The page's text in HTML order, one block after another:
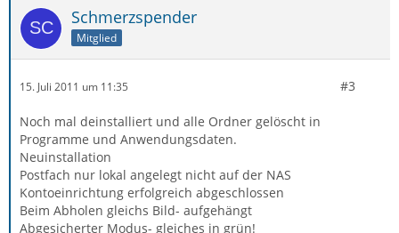
Schmerzspender
Mitglied
15. Juli 2011 um 11:35 #3
Noch mal deinstalliert und alle Ordner gelöscht in
Programme und Anwendungsdaten.
Neuinstallation
Postfach nur lokal angelegt nicht auf der NAS
Kontoeinrichtung erfolgreich abgeschlossen
Beim Abholen gleichs Bild- aufgehängt
Abgesicherter Modus- gleiches in grün!